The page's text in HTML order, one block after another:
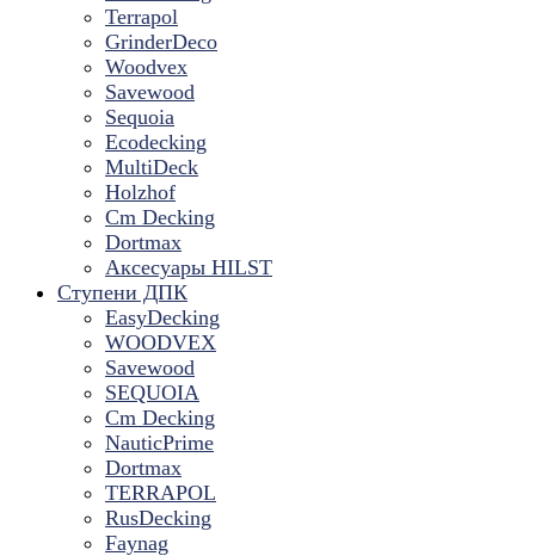
Terrapol
GrinderDeco
Woodvex
Savewood
Sequoia
Ecodecking
MultiDeck
Holzhof
Cm Decking
Dortmax
Аксесуары HILST
Ступени ДПК
EasyDecking
WOODVEX
Savewood
SEQUOIA
Cm Decking
NauticPrime
Dortmax
TERRAPOL
RusDecking
Faynag